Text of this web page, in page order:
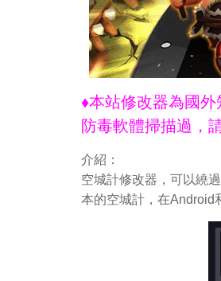
♦本站修改器為國
防毒軟體掃描過，
介紹：
空城計修改器，可以繞
本的空城計，在Android